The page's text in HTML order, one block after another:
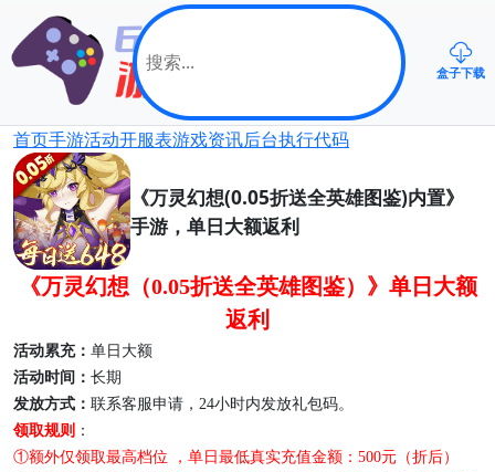
盒子下载
首页手游活动开服表游戏资讯后台执行代码
《万灵幻想(0.05折送全英雄图鉴)内置》
手游，单日大额返利
《万灵幻想（0.05折送全英雄图鉴）》单日大额
返利
活动累充： 单日大额
活动时间： 长期
发放方式： 联系客服申请， 24小时内发放礼包码。
领取规则 ：
①额外仅领取最高档位 ，单日最低真实充值金额：500元（折后）